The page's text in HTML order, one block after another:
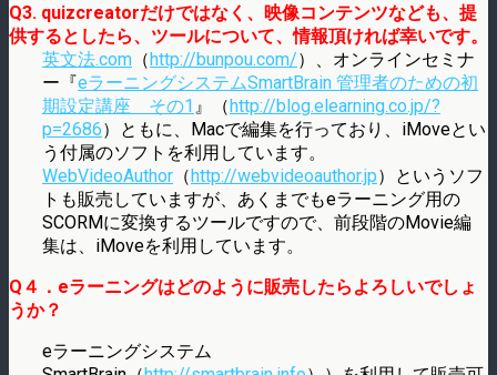
Q3. quizcreatorだけではなく、映像コンテンツなども、提
供するとしたら、ツールについて、情報頂ければ幸いです。
英文法.com （http://bunpou.com/）、オンラインセミナ
ー『eラーニングシステムSmartBrain 管理者のための初
期設定講座 その1 』（http://blog.elearning.co.jp/?
p=2686）ともに、Macで編集を行っており、iMoveとい
う付属のソフトを利用しています。
WebVideoAuthor （http://webvideoauthor.jp）というソフ
トも販売していますが、あくまでもeラーニング用の
SCORMに変換するツールですので、前段階のMovie編
集は、iMoveを利用しています。
Q４．eラーニングはどのように販売したらよろしいでしょ
うか？
eラーニングシステム